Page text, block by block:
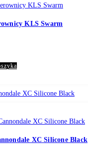
KLS Swarm
XC Silicone Black